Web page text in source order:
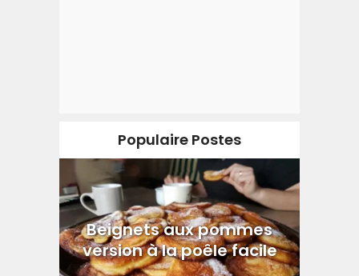
Populaire Postes
Beignets aux pommes
version à la poêle facile